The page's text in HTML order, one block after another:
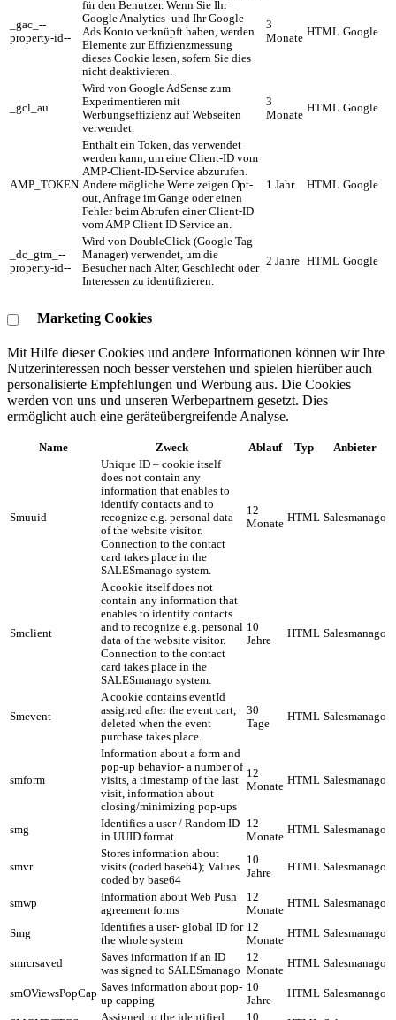
_gac_--
property-id--
für den Benutzer. Wenn Sie Ihr
Google Analytics- und Ihr Google
Ads Konto verknüpft haben, werden
Elemente zur Effizienzmessung
dieses Cookie lesen, sofern Sie dies
nicht deaktivieren.
3
Monate HTML Google
_gcl_au
Wird von Google AdSense zum
Experimentieren mit
Werbungseffizienz auf Webseiten
verwendet.
3
Monate
HTML Google
AMP_TOKEN
Enthält ein Token, das verwendet
werden kann, um eine Client-ID vom
AMP-Client-ID-Service abzurufen.
Andere mögliche Werte zeigen Opt-
out, Anfrage im Gange oder einen
Fehler beim Abrufen einer Client-ID
vom AMP Client ID Service an.
1 Jahr HTML Google
_dc_gtm_--
property-id--
Wird von DoubleClick (Google Tag
Manager) verwendet, um die
Besucher nach Alter, Geschlecht oder
Interessen zu identifizieren.
2 Jahre HTML Google
Marketing Cookies
Mit Hilfe dieser Cookies und andere Informationen können wir Ihre
Nutzerinteressen noch besser verstehen und spielen hierüber auch
personalisierte Empfehlungen und Werbung aus. ​Die Cookies
werden von uns und unseren Werbepartnern gesetzt. Dies
ermöglicht auch eine geräteübergreifende Analyse.
Name Zweck Ablauf Typ Anbieter
Smuuid
Unique ID – cookie itself
does not contain any
information that enables to
identify contacts and to
recognize e.g. personal data
of the website visitor.
Connection to the contact
card takes place in the
SALESmanago system.
12
Monate HTML Salesmanago
Smclient
A cookie itself does not
contain any information that
enables to identify contacts
and to recognize e.g. personal
data of the website visitor.
Connection to the contact
card takes place in the
SALESmanago system.
10
Jahre
HTML Salesmanago
Smevent
A cookie contains eventId
assigned after the event cart,
deleted when the event
purchase takes place.
30
Tage
HTML Salesmanago
smform
Information about a form and
pop-up behavior- a number of
visits, a timestamp of the last
visit, information about
closing/minimizing pop-ups
12
Monate HTML Salesmanago
smg
Identifies a user / Random ID
in UUID format
12
Monate
HTML Salesmanago
smvr
Stores information about
visits (coded base64); Values
coded by base64
10
Jahre
HTML Salesmanago
smwp
Information about Web Push
agreement forms
12
Monate
HTML Salesmanago
Smg
Identifies a user- global ID for
the whole system
12
Monate
HTML Salesmanago
smrcrsaved
Saves information if an ID
was signed to SALESmanago
12
Monate
HTML Salesmanago
smOViewsPopCap Saves information about pop-
up capping
10
Jahre
HTML Salesmanago
Assigned to the identified 10